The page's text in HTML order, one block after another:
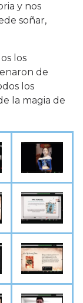
y nos
soñar,
los
de
los
la magia de